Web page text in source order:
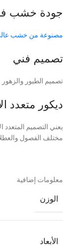
جودة خشب
مصنوعة من خشب
تصميم فني
تصميم الطيور
ديكور متعدد
يعني التصميم
مختلف الفصول
معلومات إضافية
الوزن
الأبعاد